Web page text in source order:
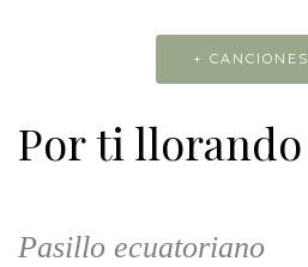
+ CANCIONES
Por ti llorando
Pasillo ecuatoriano